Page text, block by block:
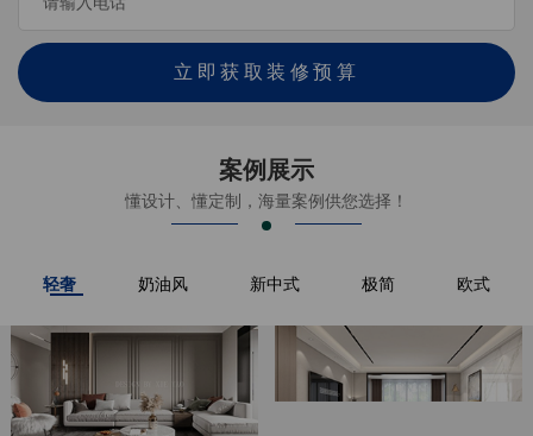
立即获取装修预算
案例展示
懂设计、懂定制，海量案例供您选择！
轻奢 奶油风 新中式 极简 欧式